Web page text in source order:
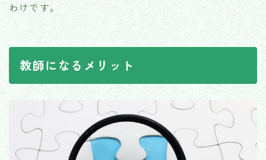
わけです。
教師になるメリット